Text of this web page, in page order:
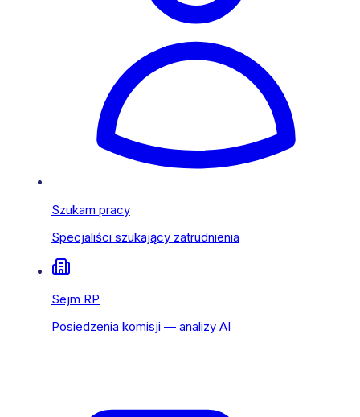
Szukam pracy
Specjaliści szukający zatrudnienia
Sejm RP
Posiedzenia komisji — analizy AI